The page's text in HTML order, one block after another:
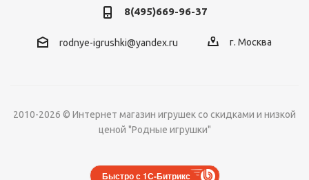
8(495)669-96-37
rodnye-igrushki@yandex.ru г. Москва
2010-2026 © Интернет магазин игрушек со скидками и низкой
ценой "Родные игрушки"
Быстро с 1С-Битрикс